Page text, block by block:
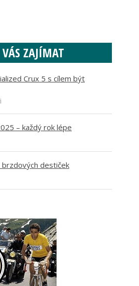
ZAJÍMAT
Crux 5 s cílem být
– každý rok lépe
brzdových destiček